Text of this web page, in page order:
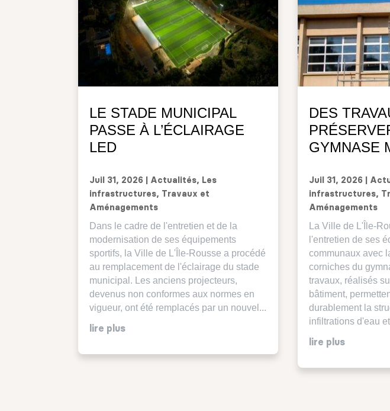
LE STADE MUNICIPAL
PASSE À L’ÉCLAIRAGE
LED
Juil 31, 2026 Actualités, Les
infrastructures, Travaux et
Aménagements
Dans le cadre de l'entretien et de la
modernisation de ses équipements
sportifs, la Ville de L'Île-Rousse a procédé
au remplacement de l'éclairage du stade
municipal. Les anciens projecteurs,
devenus non conformes aux normes en
vigueur, ont été remplacés par un nouvel...
lire plus
DES
GYMNASE
Juil 31, 2026|
infrastructures,
Aménagements
La Ville de L'Île-
l'entretien de ses
communaux avec
corniches du
travaux, réalisés
bâtiment,
durablement la
infiltrations d'eau
lire plus